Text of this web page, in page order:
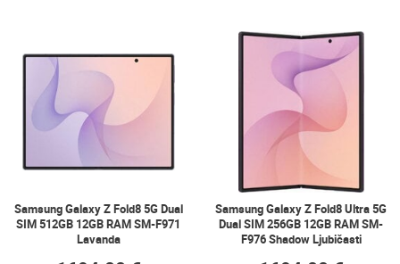
Samsung Galaxy Z Fold8 5G Dual
SIM 512GB 12GB RAM SM-F971
Lavanda
Samsung Galaxy Z Fold8 Ultra 5G
Dual SIM 256GB 12GB RAM SM-
F976 Shadow Ljubičasti